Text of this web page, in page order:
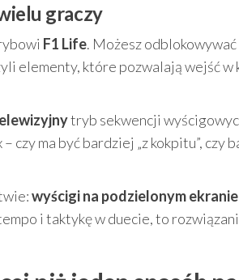
graczy
F1 Life. Możesz
elementy, które pozwalają wejść w
tryb sekwencji
ma być bardziej „z kokpitu”, czy
wyścigi na podzielonym
i taktykę w duecie, to